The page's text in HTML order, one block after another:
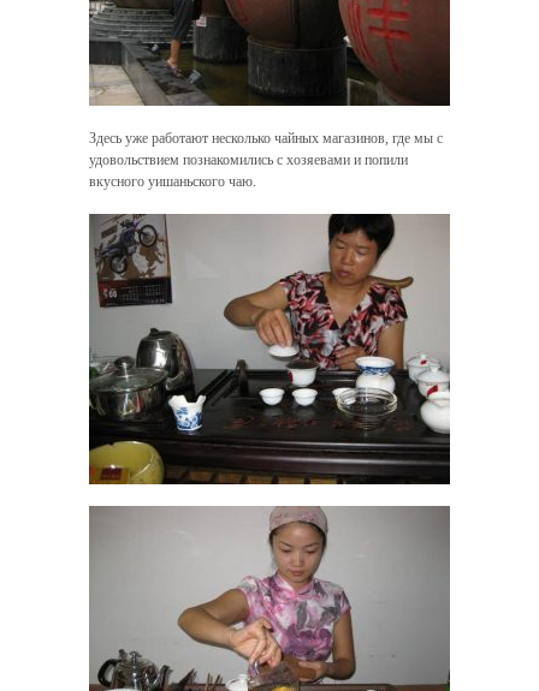
Здесь уже работают несколько чайных магазинов, где мы с
удовольствием познакомились с хозяевами и попили
вкусного уишаньского чаю.